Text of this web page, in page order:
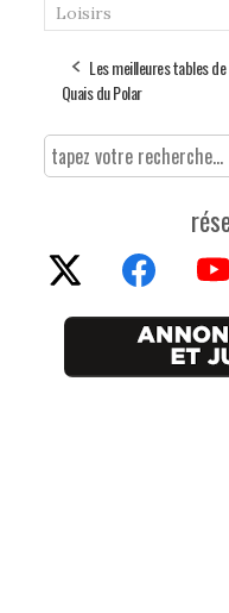
Loisirs
Les meilleures tables de
Quais du Polar